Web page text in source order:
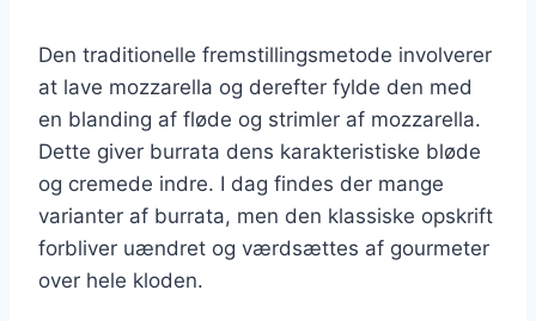
Den traditionelle fremstillingsmetode involverer
at lave mozzarella og derefter fylde den med
en blanding af fløde og strimler af mozzarella.
Dette giver burrata dens karakteristiske bløde
og cremede indre. I dag findes der mange
varianter af burrata, men den klassiske opskrift
forbliver uændret og værdsættes af gourmeter
over hele kloden.